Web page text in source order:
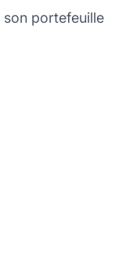
portefeuille